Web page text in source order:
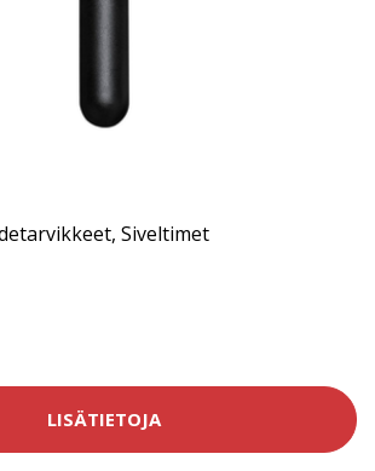
, Siveltimet
LISÄTIETOJA